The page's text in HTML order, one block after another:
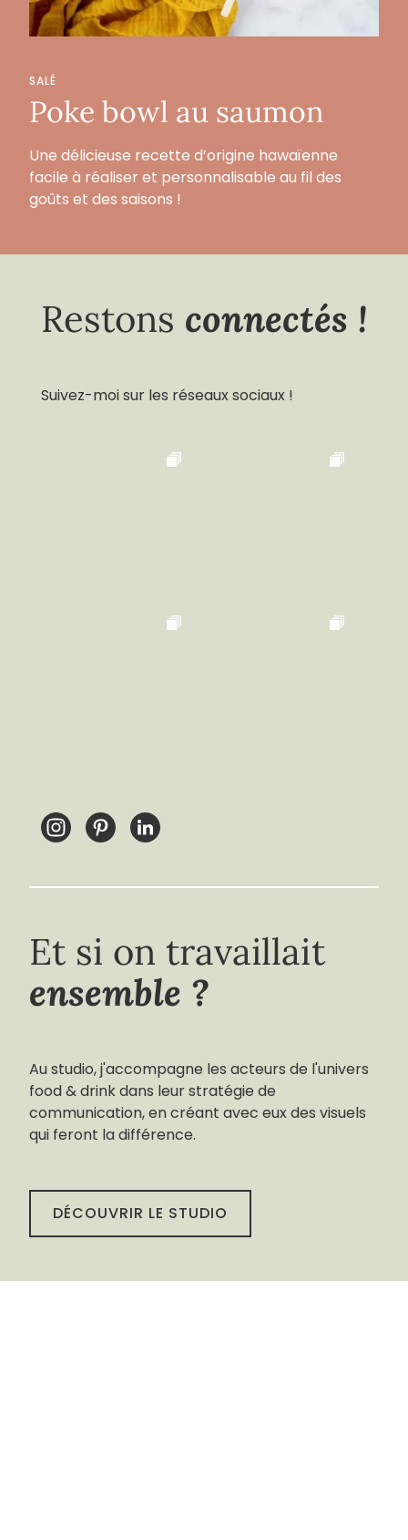
SALÉ
Poke bowl au saumon
Une délicieuse recette d’origine hawaïenne
facile à réaliser et personnalisable au fil des
goûts et des saisons !
Restons connectés !
Suivez-moi sur les réseaux sociaux !
Et si on travaillait
ensemble ?
Au studio, j'accompagne les acteurs de l'univers
food & drink dans leur stratégie de
communication, en créant avec eux des visuels
qui feront la différence.
DÉCOUVRIR LE STUDIO